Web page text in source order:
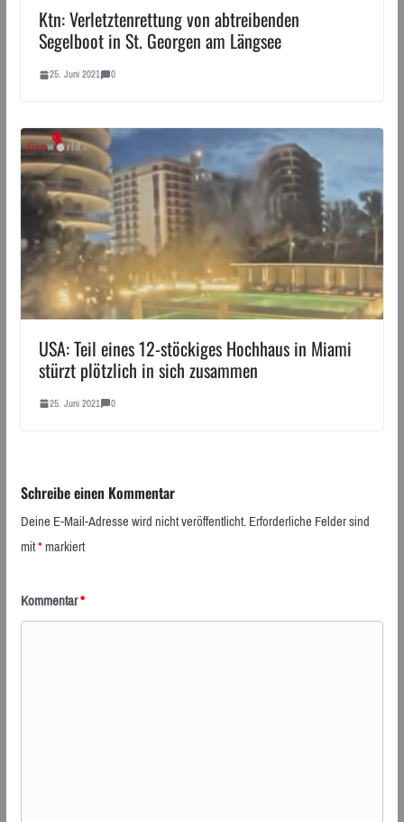
Ktn: Verletztenrettung von abtreibenden
Segelboot in St. Georgen am Längsee
25. Juni 2021 0
USA: Teil eines 12-stöckiges Hochhaus in Miami
stürzt plötzlich in sich zusammen
25. Juni 2021 0
Schreibe einen Kommentar
Deine E-Mail-Adresse wird nicht veröffentlicht.Erforderliche Felder sind
mit*markiert
Kommentar*